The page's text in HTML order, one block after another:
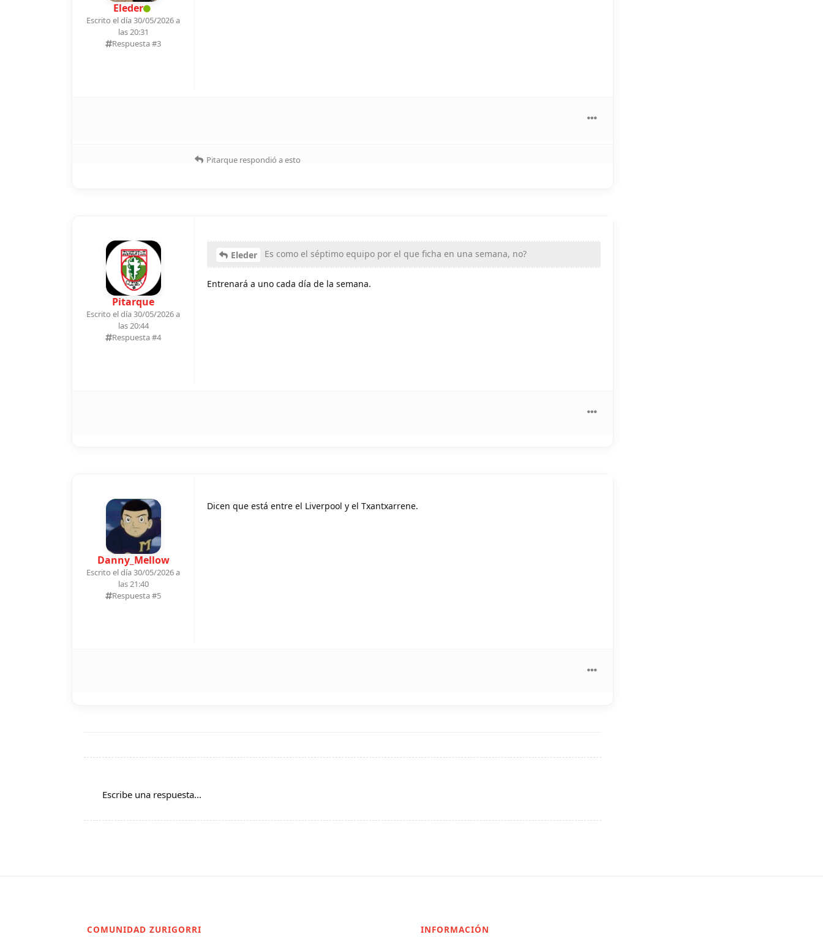
Eleder
Escrito el día 30/05/2026 a
las 20:31
Respuesta #3
Pitarque respondió a esto
Pitarque
Escrito el día 30/05/2026 a
las 20:44
Respuesta #4
Eleder Es como el séptimo equipo por el que ficha en una semana, no?
Entrenará a uno cada día de la semana.
Danny_Mellow
Escrito el día 30/05/2026 a
las 21:40
Respuesta #5
Dicen que está entre el Liverpool y el Txantxarrene.
Escribe una respuesta...
COMUNIDAD ZURIGORRI INFORMACIÓN